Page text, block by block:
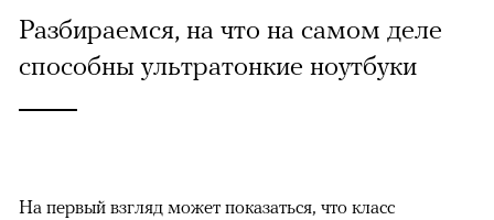
Разбираемся, на что на самом деле
способны ультратонкие ноутбуки
На первый взгляд может показаться, что класс